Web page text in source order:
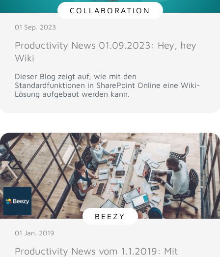
COLLABORATION
01 Sep. 2023
Productivity News 01.09.2023: Hey, hey
Wiki
Dieser Blog zeigt auf, wie mit den
Standardfunktionen in SharePoint Online eine Wiki-
Lösung aufgebaut werden kann.
BEEZY
01 Jan. 2019
Productivity News vom 1.1.2019: Mit